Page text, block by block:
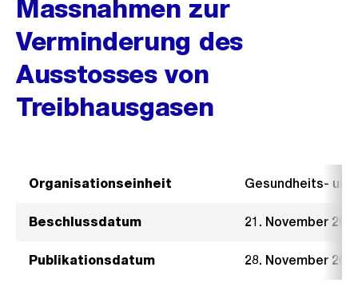
Massnahmen zur
Verminderung des
Ausstosses von
Treibhausgasen
Organisationseinheit Gesundheits-
Beschlussdatum 21. November
Publikationsdatum 28. November